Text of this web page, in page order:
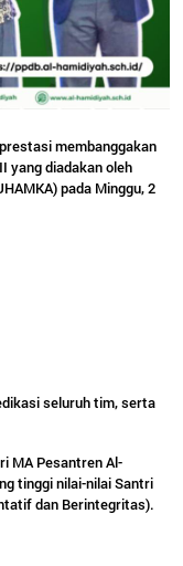
membanggakan
yang diadakan oleh
pada Minggu, 2
seluruh tim, serta
MA Pesantren Al-
tinggi nilai-nilai Santri
dan Berintegritas).